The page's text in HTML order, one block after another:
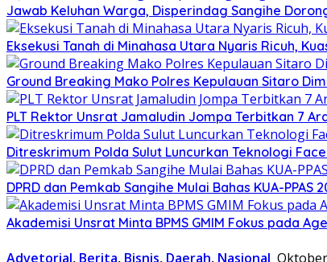
Jawab Keluhan Warga, Disperindag Sangihe
Eksekusi Tanah di Minahasa Utara Nyaris Ricuh,
Ground Breaking Mako Polres Kepulauan Sitaro
​PLT Rektor Unsrat Jamaludin Jompa Terbitkan 7
Ditreskrimum Polda Sulut Luncurkan Teknologi
DPRD dan Pemkab Sangihe Mulai Bahas KUA-
Akademisi Unsrat Minta BPMS GMIM Fokus pada
Advetorial, Berita, Bisnis, Daerah, Nasional